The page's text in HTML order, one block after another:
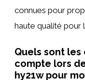
connues pour
haute qualité pour
Quels sont
compte lors
hy21w pour